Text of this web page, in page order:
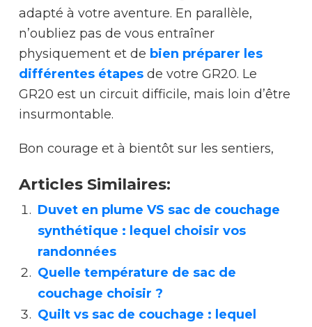
adapté à votre aventure. En parallèle,
n’oubliez pas de vous entraîner
physiquement et de bien préparer les
différentes étapes de votre GR20. Le
GR20 est un circuit difficile, mais loin d’être
insurmontable.
Bon courage et à bientôt sur les sentiers,
Articles Similaires:
Duvet en plume VS sac de couchage
synthétique : lequel choisir vos
randonnées
Quelle température de sac de
couchage choisir ?
Quilt vs sac de couchage : lequel